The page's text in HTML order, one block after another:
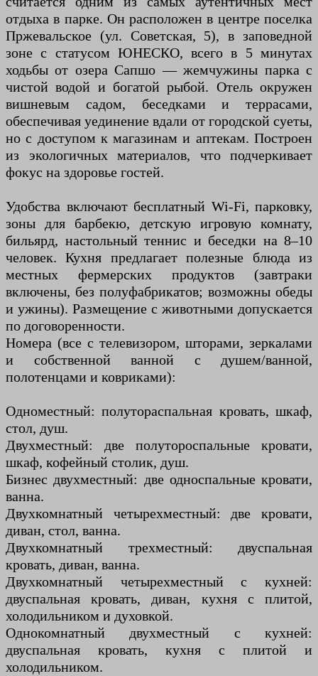
отдыха в парке. Он расположен в центре поселка
Пржевальское (ул. Советская, 5), в заповедной
зоне с статусом ЮНЕСКО, всего в 5 минутах
ходьбы от озера Сапшо — жемчужины парка с
чистой водой и богатой рыбой. Отель окружен
вишневым садом, беседками и террасами,
обеспечивая уединение вдали от городской суеты,
но с доступом к магазинам и аптекам. Построен
из экологичных материалов, что подчеркивает
фокус на здоровье гостей.
Удобства включают бесплатный Wi-Fi, парковку,
зоны для барбекю, детскую игровую комнату,
бильярд, настольный теннис и беседки на 8–10
человек. Кухня предлагает полезные блюда из
местных фермерских продуктов (завтраки
включены, без полуфабрикатов; возможны обеды
и ужины). Размещение с животными допускается
по договоренности.
Номера (все с телевизором, шторами, зеркалами
и собственной ванной с душем/ванной,
полотенцами и ковриками):
Одноместный: полутораспальная кровать, шкаф,
стол, душ.
Двухместный: две полутороспальные кровати,
шкаф, кофейный столик, душ.
Бизнес двухместный: две односпальные кровати,
ванна.
Двухкомнатный четырехместный: две кровати,
диван, стол, ванна.
Двухкомнатный трехместный: двуспальная
кровать, диван, ванна.
Двухкомнатный четырехместный с кухней:
двуспальная кровать, диван, кухня с плитой,
холодильником и духовкой.
Однокомнатный двухместный с кухней:
двуспальная кровать, кухня с плитой и
холодильником.